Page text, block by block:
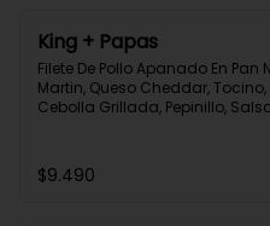
King + Papas
Filete De Pollo Apanado En Pan
Martin, Queso Cheddar, Tocino,
Cebolla Grillada, Pepinillo,
$9.490